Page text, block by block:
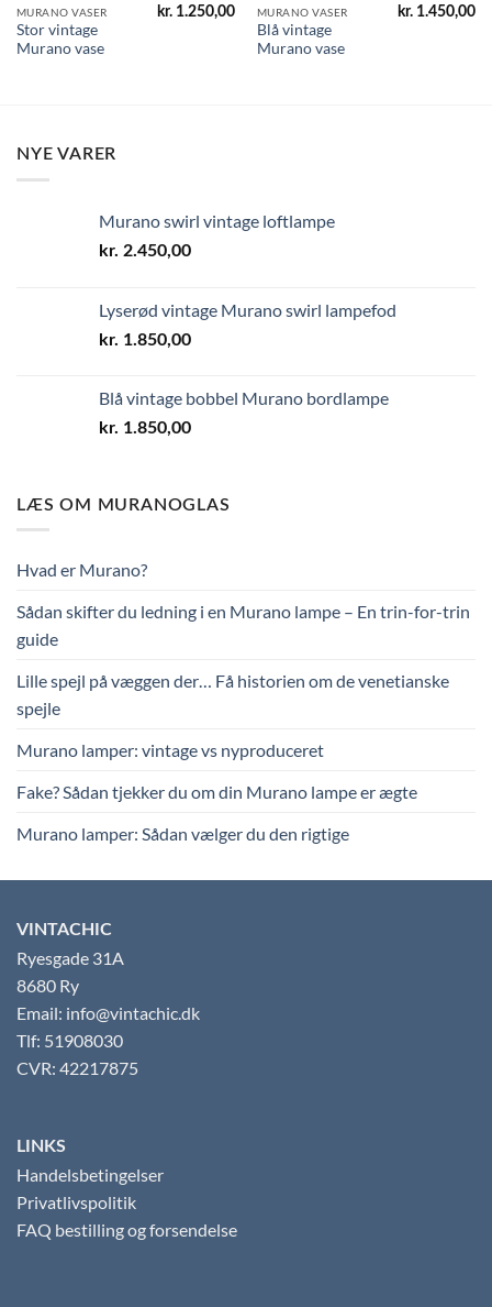
MURANO VASER
Stor vintage
Murano vase
kr. 1.250,00 MURANO VASER
Blå vintage
Murano vase
kr. 1.450,00
NYE VARER
Murano swirl vintage loftlampe
kr. 2.450,00
Lyserød vintage Murano swirl lampefod
kr. 1.850,00
Blå vintage bobbel Murano bordlampe
kr. 1.850,00
LÆS OM MURANOGLAS
Hvad er Murano?
Sådan skifter du ledning i en Murano lampe – En trin-for-trin
guide
Lille spejl på væggen der… Få historien om de venetianske
spejle
Murano lamper: vintage vs nyproduceret
Fake? Sådan tjekker du om din Murano lampe er ægte
Murano lamper: Sådan vælger du den rigtige
VINTACHIC
Ryesgade 31A
8680 Ry
Email: info@vintachic.dk
Tlf: 51908030
CVR: 42217875
LINKS
Handelsbetingelser
Privatlivspolitik
FAQ bestilling og forsendelse